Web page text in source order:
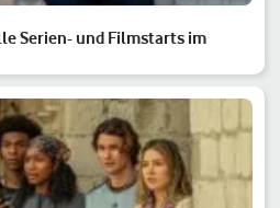
Serien- und Filmstarts im